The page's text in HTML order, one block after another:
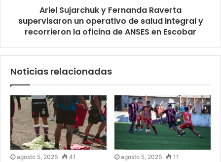
Ariel Sujarchuk y Fernanda Raverta
supervisaron un operativo de salud integral y
recorrieron la oficina de ANSES en Escobar
Noticias relacionadas
agosto 5, 2026 41 agosto 5, 2026 11